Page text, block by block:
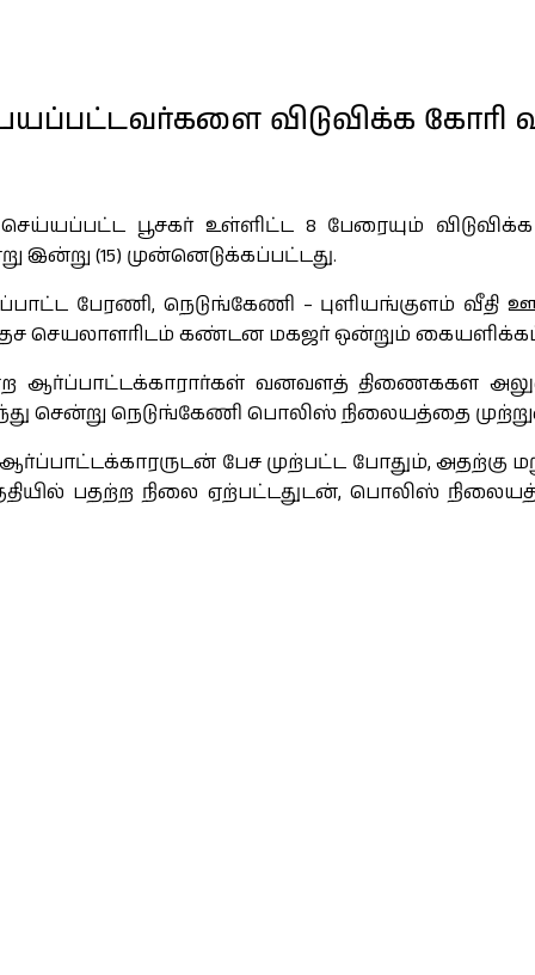
விடுவிக்க கோரி
பூசகர் உள்ளிட்ட 8 பேரையும்
(15) முன்னெடுக்கப்பட்டது.
பேரணி, நெடுங்கேணி – புளியங்குளம் வீதி
செயலாளரிடம் கண்டன மகஜர் ஒன்றும்
ஆர்ப்பாட்டக்காரார்கள் வனவளத் திணைககள
சென்று நெடுங்கேணி பொலிஸ் நிலையத்தை
பேச முற்பட்ட போதும், அதற்கு
பதற்ற நிலை ஏற்பட்டதுடன், பொலிஸ்